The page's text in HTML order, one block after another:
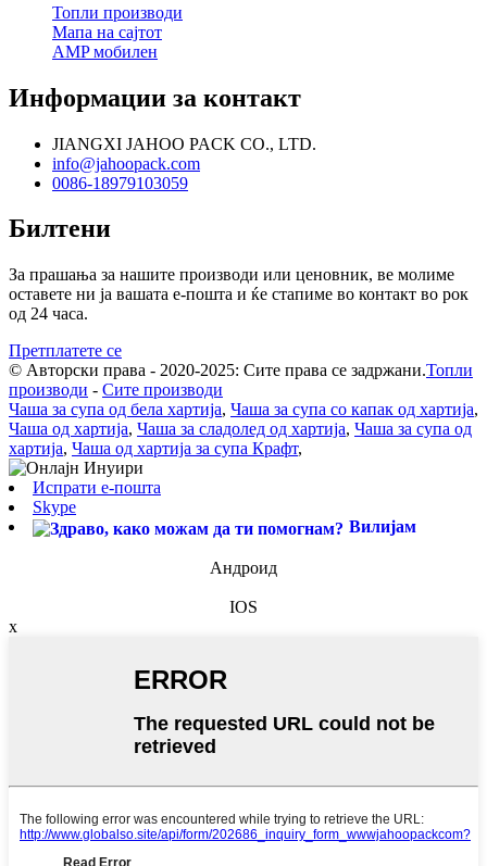
Топли производи
Мапа на сајтот
AMP мобилен
Информации за контакт
JIANGXI JAHOO PACK CO., LTD.
info@jahoopack.com
0086-18979103059
Билтени
За прашања за нашите производи или ценовник, ве молиме
оставете ни ја вашата е-пошта и ќе стапиме во контакт во рок
од 24 часа.
Претплатете се
© Авторски права - 2020-2025: Сите права се задржани.Топли
производи - Сите производи
Чаша за супа од бела хартија, Чаша за супа со капак од хартија,
Чаша од хартија, Чаша за сладолед од хартија, Чаша за супа од
хартија, Чаша од хартија за супа Крафт,
Испрати е-пошта
Skype
Вилијам
Андроид
IOS
x